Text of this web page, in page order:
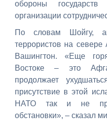
обороны
организации
По словам Шойгу,
террористов на севере
Вашингтон. «Еще
Востоке – это
продолжает
присутствие в этой
НАТО так и не
обстановки», – сказал